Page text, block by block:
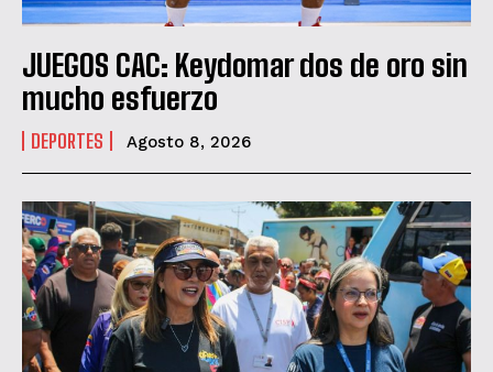
JUEGOS CAC: Keydomar dos de oro sin
mucho esfuerzo
DEPORTES Agosto 8, 2026